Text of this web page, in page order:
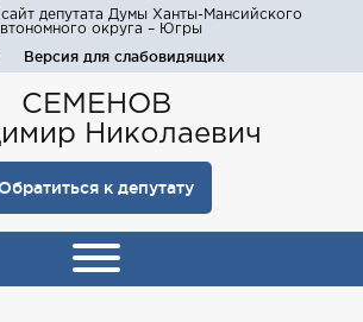
депутата Думы Ханты-Мансийского
округа – Югры
Версия для слабовидящих
СЕМЕНОВ
Николаевич
к депутату